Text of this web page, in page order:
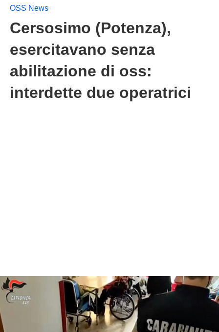
OSS News
Cersosimo (Potenza),
esercitavano senza
abilitazione di oss:
interdette due operatrici